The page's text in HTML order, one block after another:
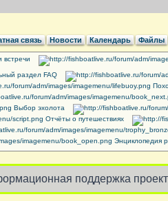
связь Новости Календарь Файлы
встречи
раздел FAQ
Выбор эхолота
Отчёты о путешествиях
Энциклопедия
поддержка